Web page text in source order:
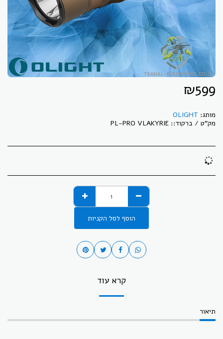
₪599
מותג: OLIGHT
מק"ט / ברקוד:: PL-PRO VLAKYRIE
הוסף לסל הקניות
קרא עוד
תיאור